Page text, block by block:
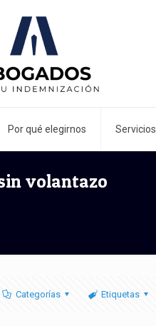
Por qué elegirnos Servicios
volantazo
Categorías Etiquetas